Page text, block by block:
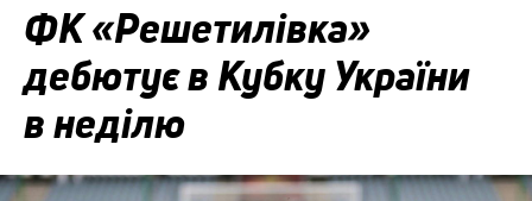
ФК «Решетилівка»
дебютує в Кубку України
в неділю